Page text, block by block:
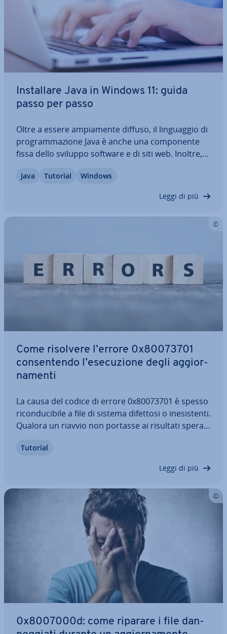
In­stal­la­re Java in Windows 11: guida
passo per passo
Oltre a essere am­pia­men­te diffuso, il lin­guag­gio di
pro­gram­ma­zio­ne Java è anche una com­po­nen­te
fissa dello sviluppo software e di siti web. Inoltre,
men­te con il sistema operativo Windows 11.
Java Tutorial Windows
Leggi di più
Come risolvere l’errore 0x80073701
con­sen­ten­do l’ese­cu­zio­ne degli ag­gior­
na­men­ti
La causa del codice di errore 0x80073701 è spesso
ri­con­du­ci­bi­le a file di sistema difettosi o ine­si­sten­ti.
Qualora un riavvio non portasse ai risultati sperati,
impedendo gli ag­gior­na­men­ti. In questo articolo ti
Tutorial
Leggi di più
0x8007000d: come riparare i file dan­